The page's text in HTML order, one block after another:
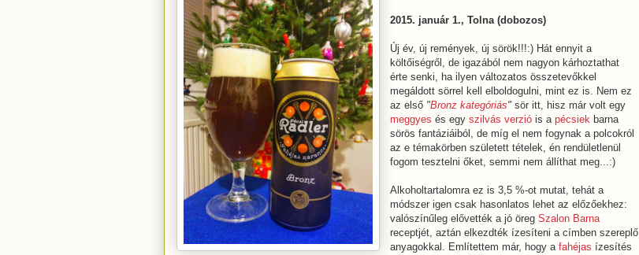
2015. január 1., Tolna (dobozos)
Új év, új remények, új sörök!!!:) Hát ennyit a
költőiségről, de igazából nem nagyon kárhoztathat
érte senki, ha ilyen változatos összetevőkkel
megáldott sörrel kell elboldogulni, mint ez is. Nem ez
az első "Bronz kategóriás" sör itt, hisz már volt egy
meggyes és egy szilvás verzió is a pécsiek barna
sörös fantáziáiból, de míg el nem fogynak a polcokról
az e témakörben született tételek, én rendületlenül
fogom tesztelni őket, semmi nem állíthat meg...:)
Alkoholtartalomra ez is 3,5 %-ot mutat, tehát a
módszer igen csak hasonlatos lehet az előzőekhez:
valószínűleg elővették a jó öreg Szalon Barna
receptjét, aztán elkezdték ízesíteni a címben szereplő
anyagokkal. Említettem már, hogy a fahéjas ízesítés